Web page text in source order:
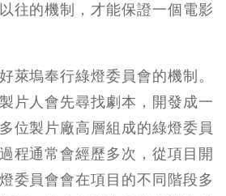
往的機制，才能保證一個電影
萊塢奉行綠燈委員會的機制。
片人會先尋找劇本，開發成一
位製片廠高層組成的綠燈委員
程通常會經歷多次，從項目開
委員會會在項目的不同階段多